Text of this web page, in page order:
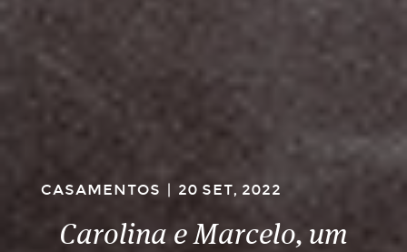
CASAMENTOS | 20 SET, 2022
Carolina e Marcelo, um